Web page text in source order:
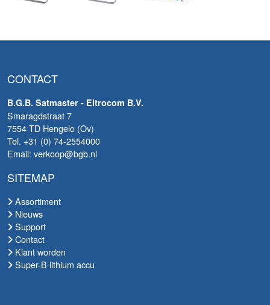
CONTACT
B.G.B. Satmaster - Eltrocom B.V.
Smaragdstraat 7
7554 TD Hengelo (Ov)
Tel. +31 (0) 74-2554000
Email: verkoop@bgb.nl
SITEMAP
Assortiment
Nieuws
Support
Contact
Klant worden
Super-B lithium accu